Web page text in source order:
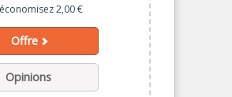
2,00 €
Offre
Opinions